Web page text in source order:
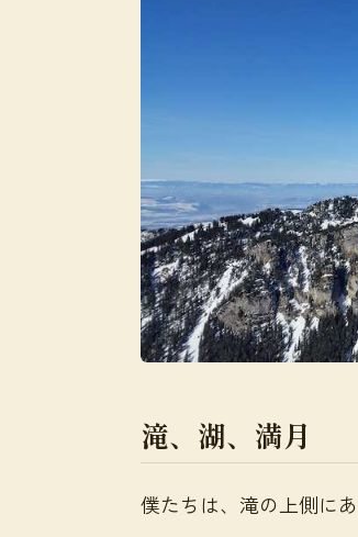
滝、湖、満月
僕たちは、滝の上側に